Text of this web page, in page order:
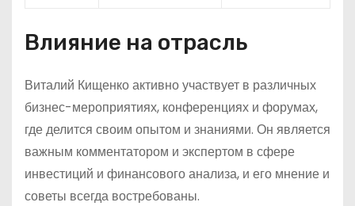
Влияние на отрасль
Виталий Кищенко активно участвует в различных
бизнес-мероприятиях, конференциях и форумах,
где делится своим опытом и знаниями. Он является
важным комментатором и экспертом в сфере
инвестиций и финансового анализа, и его мнение и
советы всегда востребованы.